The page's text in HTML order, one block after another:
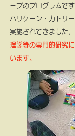
ープのプログラムです
ハリケーン・カトリ
実施されてきました。
理学等の専門的研究
います。